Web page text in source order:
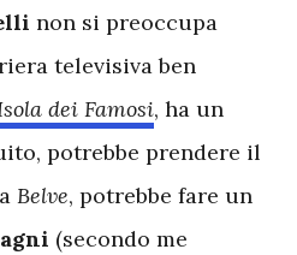
non si preoccupa
televisiva ben
dei Famosi, ha un
potrebbe prendere il
Belve, potrebbe fare un
(secondo me